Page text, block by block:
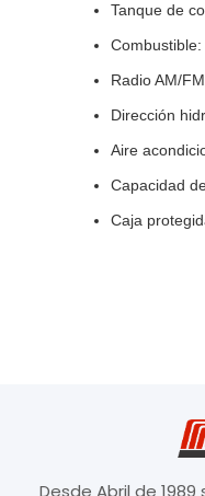
Tanque de
Combustible:
Radio AM/
Dirección
Aire
Capacidad
Caja
Desde Abril de